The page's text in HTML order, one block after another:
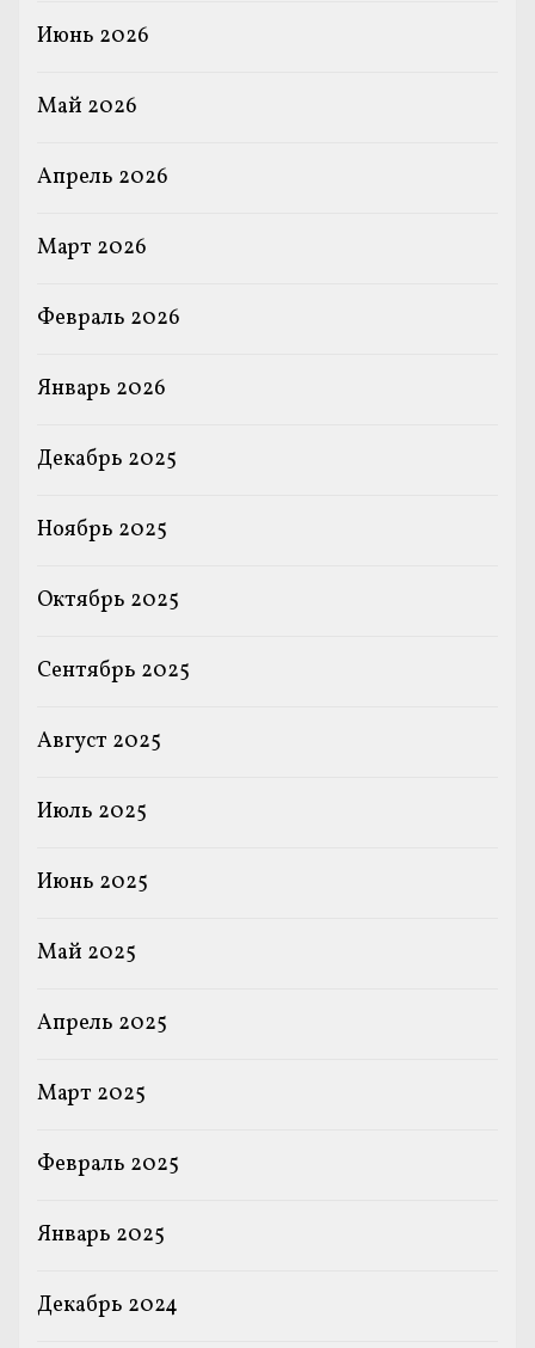
Июнь 2026
Май 2026
Апрель 2026
Март 2026
Февраль 2026
Январь 2026
Декабрь 2025
Ноябрь 2025
Октябрь 2025
Сентябрь 2025
Август 2025
Июль 2025
Июнь 2025
Май 2025
Апрель 2025
Март 2025
Февраль 2025
Январь 2025
Декабрь 2024